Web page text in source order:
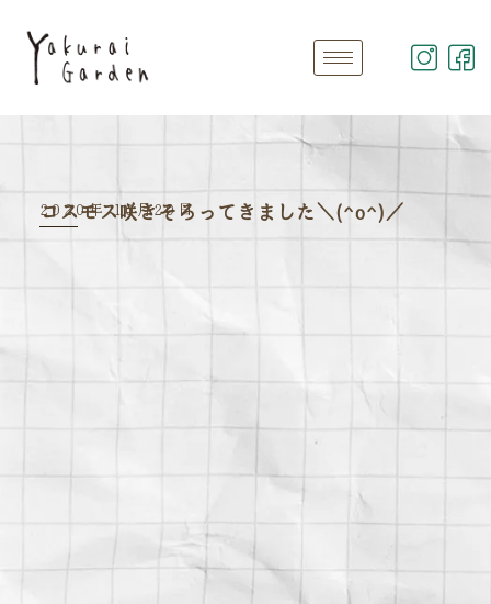
2020年 10月20日
コスモス咲きそろってきました＼(^o^)／